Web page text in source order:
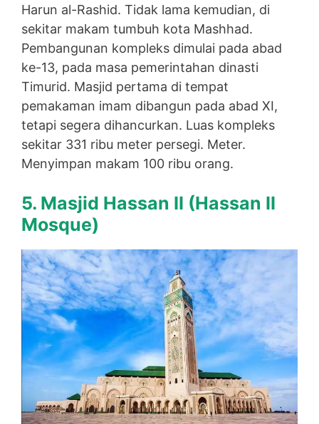
Harun al-Rashid. Tidak lama kemudian, di
sekitar makam tumbuh kota Mashhad.
Pembangunan kompleks dimulai pada abad
ke-13, pada masa pemerintahan dinasti
Timurid. Masjid pertama di tempat
pemakaman imam dibangun pada abad XI,
tetapi segera dihancurkan. Luas kompleks
sekitar 331 ribu meter persegi. Meter.
Menyimpan makam 100 ribu orang.
5. Masjid Hassan II (Hassan II
Mosque)